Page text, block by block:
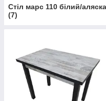
Стіл марс 110 білий/аляска
(7)